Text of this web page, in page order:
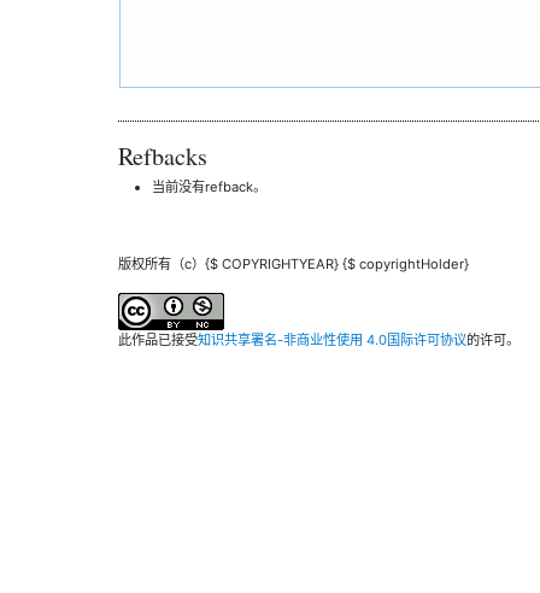
Refbacks
当前没有refback。
版权所有（c）{$ COPYRIGHTYEAR} {$ copyrightHolder}
此作品已接受知识共享署名-非商业性使用 4.0国际许可协议的许可。